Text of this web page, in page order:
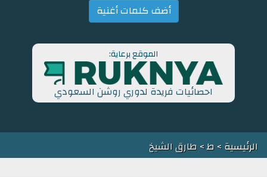
أضف كلمات أغنية
الموقع برعاية:
احصائيات فريدة لدوري روشن السعودي
الرئيسية> ط> طارق الشيخ